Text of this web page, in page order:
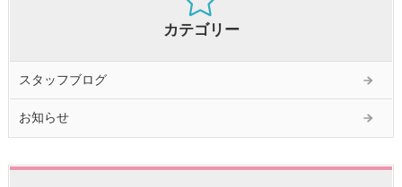
カテゴリー
スタッフブログ
お知らせ